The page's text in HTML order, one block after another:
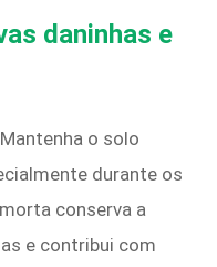
daninhas e
Mantenha o solo
durante os
conserva a
e contribui com